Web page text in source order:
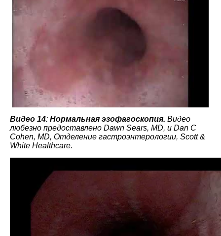
Видео 14: Нормальная эзофагоскопия. Видео
любезно предоставлено Dawn Sears, MD, и Dan C
Cohen, MD, Отделение гастроэнтерологии, Scott &
White Healthcare.